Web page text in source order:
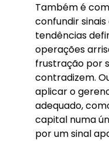
Também é
confundir
tendências
operações
frustração por
contradizem.
aplicar o
adequado,
capital numa
por um sinal